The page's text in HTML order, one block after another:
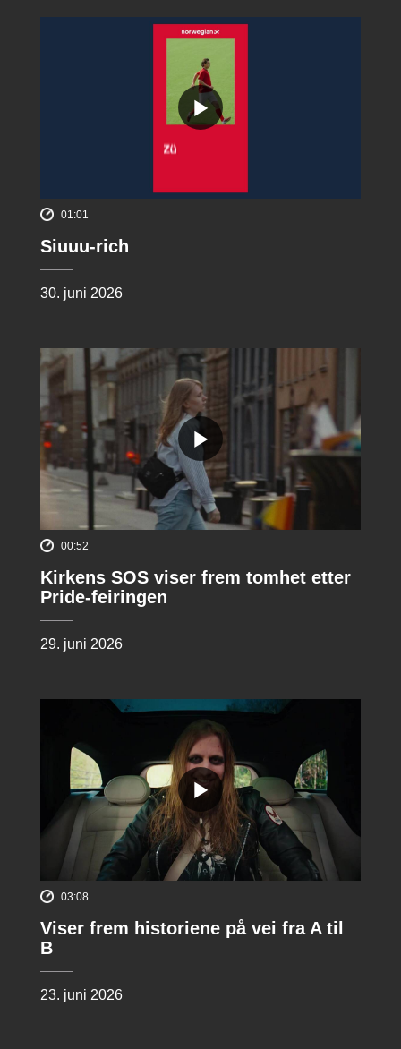
01:01
Siuuu-rich
30. juni 2026
00:52
Kirkens SOS viser frem tomhet etter
Pride-feiringen
29. juni 2026
03:08
Viser frem historiene på vei fra A til
B
23. juni 2026